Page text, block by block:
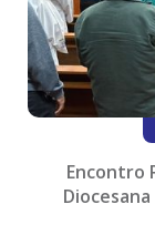
Encontro